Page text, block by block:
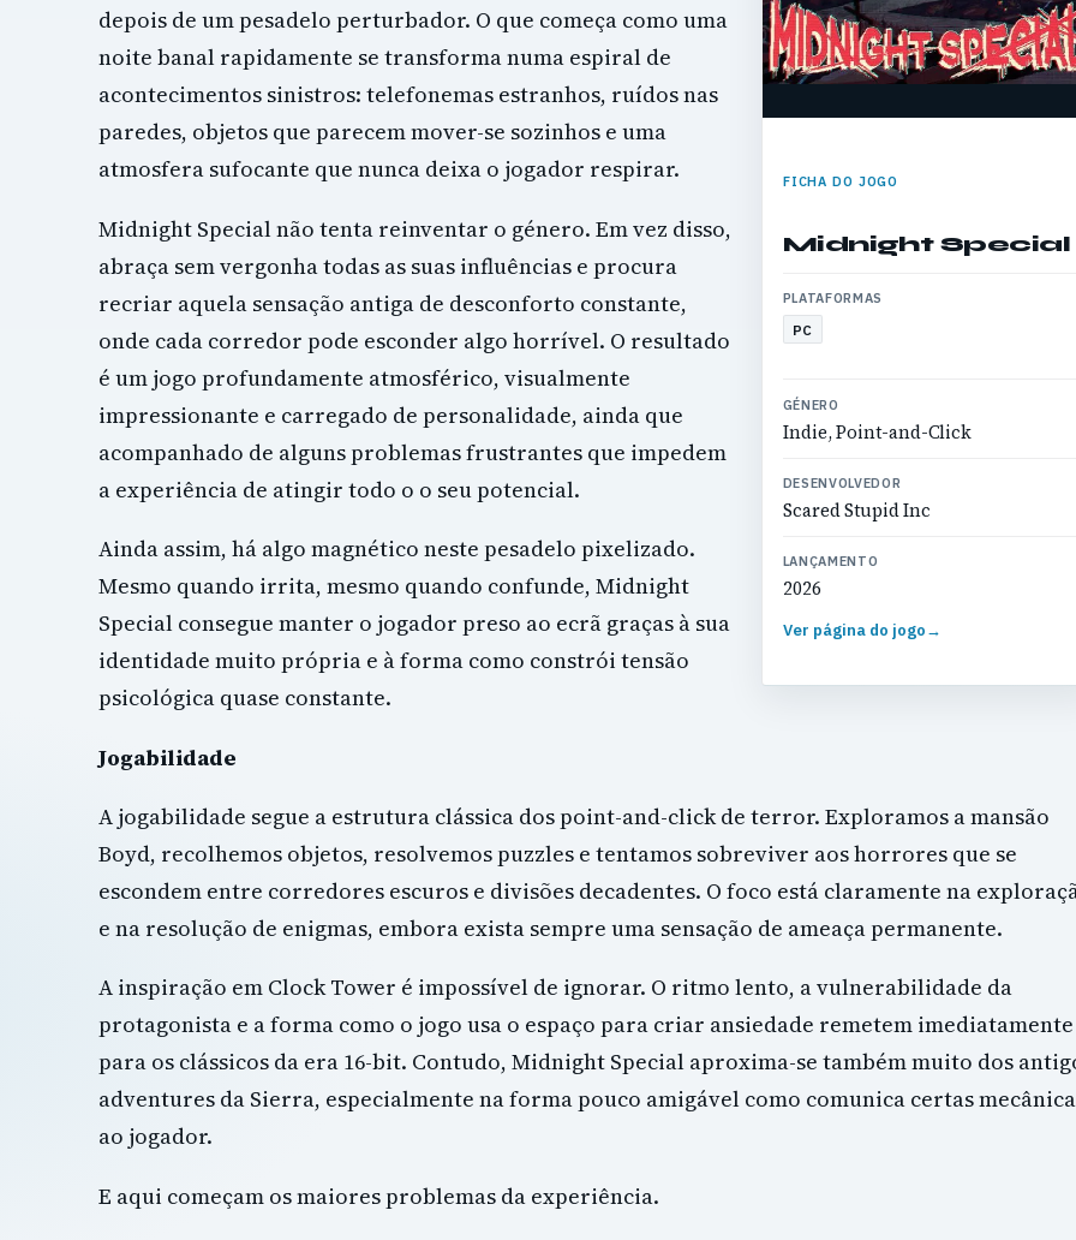
FICHA DO JOGO
Midnight Special
PLATAFORMAS
PC
GÉNERO
Indie, Point-and-Click
DESENVOLVEDOR
Scared Stupid Inc
LANÇAMENTO
2026
Ver página do jogo→
depois de um pesadelo perturbador. O que começa como uma
noite banal rapidamente se transforma numa espiral de
acontecimentos sinistros: telefonemas estranhos, ruídos nas
paredes, objetos que parecem mover-se sozinhos e uma
atmosfera sufocante que nunca deixa o jogador respirar.
Midnight Special não tenta reinventar o género. Em vez disso,
abraça sem vergonha todas as suas influências e procura
recriar aquela sensação antiga de desconforto constante,
onde cada corredor pode esconder algo horrível. O resultado
é um jogo profundamente atmosférico, visualmente
impressionante e carregado de personalidade, ainda que
acompanhado de alguns problemas frustrantes que impedem
a experiência de atingir todo o o seu potencial.
Ainda assim, há algo magnético neste pesadelo pixelizado.
Mesmo quando irrita, mesmo quando confunde, Midnight
Special consegue manter o jogador preso ao ecrã graças à sua
identidade muito própria e à forma como constrói tensão
psicológica quase constante.
Jogabilidade
A jogabilidade segue a estrutura clássica dos point-and-click de terror. Exploramos a mansão
Boyd, recolhemos objetos, resolvemos puzzles e tentamos sobreviver aos horrores que se
escondem entre corredores escuros e divisões decadentes. O foco está claramente na
e na resolução de enigmas, embora exista sempre uma sensação de ameaça permanente.
A inspiração em Clock Tower é impossível de ignorar. O ritmo lento, a vulnerabilidade da
protagonista e a forma como o jogo usa o espaço para criar ansiedade remetem imediatamente
para os clássicos da era 16-bit. Contudo, Midnight Special aproxima-se também muito dos
adventures da Sierra, especialmente na forma pouco amigável como comunica certas
ao jogador.
E aqui começam os maiores problemas da experiência.